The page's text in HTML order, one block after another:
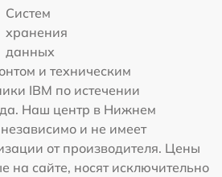
Систем
хранения
данных
и техническим
IBM по истечении
Наш центр в Нижнем
и не имеет
от производителя. Цены
на сайте, носят исключительно